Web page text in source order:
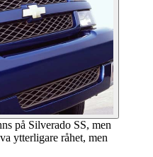
på Silverado SS, men
ytterligare råhet, men